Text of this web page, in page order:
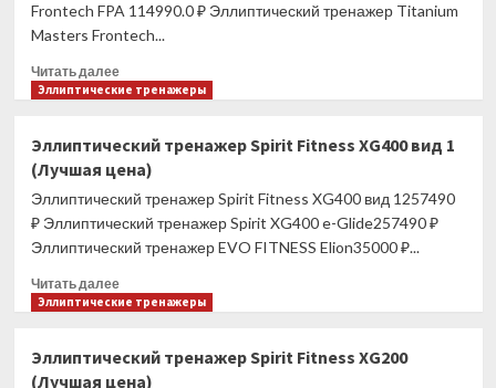
(Лучшая
цена)
Frontech FPA 114990.0 ₽ Эллиптический тренажер Titanium
Masters Frontech...
Читать далееПрочитать
больше
тренажер
Titanium
Masters
Frontech
(Лучшая
цена)
Эллиптические тренажеры
Эллиптический тренажер Spirit Fitness XG400 вид 1
(Лучшая цена)
Эллиптический тренажер Spirit Fitness XG400 вид 1257490
₽ Эллиптический тренажер Spirit XG400 e-Glide257490 ₽
Эллиптический тренажер EVO FITNESS Elion35000 ₽...
Читать далееПрочитать
больше
тренажер
Эллиптические тренажеры
Эллиптический тренажер Spirit Fitness XG200
(Лучшая цена)